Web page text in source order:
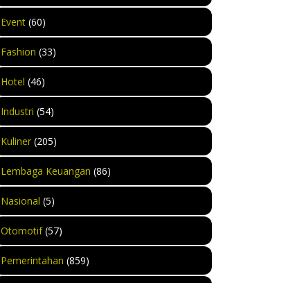
Event(60)
Fashion (33)
Hotel (46)
Industri (54)
Kuliner(205)
Lembaga Keuangan (86)
Nasional (5)
Otomotif(57)
Pemerintahan (859)